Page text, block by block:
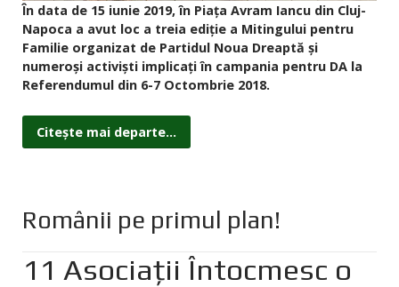
În data de 15 iunie 2019, în Piața Avram Iancu din Cluj-
Napoca a avut loc a treia ediție a Mitingului pentru
Familie organizat de Partidul Noua Dreaptă și
numeroși activiști implicați în campania pentru DA la
Referendumul din 6-7 Octombrie 2018.
Citește mai departe...
Românii pe primul plan!
11 Asociații Întocmesc o